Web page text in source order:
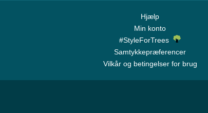
Hjælp
Min konto
#StyleForTrees
Samtykkepræferencer
Vilkår og betingelser for brug